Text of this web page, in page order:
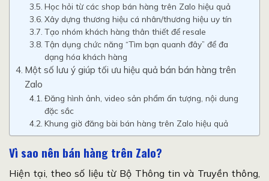
Học hỏi từ các shop bán hàng trên Zalo hiệu quả
Xây dựng thương hiệu cá nhân/thương hiệu uy tín
Tạo nhóm khách hàng thân thiết để resale
Tận dụng chức năng “Tìm bạn quanh đây” để đa
dạng hóa khách hàng
Một số lưu ý giúp tối ưu hiệu quả bán bán hàng trên
Zalo
Đăng hình ảnh, video sản phẩm ấn tượng, nội dung
đặc sắc
Khung giờ đăng bài bán hàng trên Zalo hiệu quả
Vì sao nên bán hàng trên Zalo?
Hiện tại, theo số liệu từ Bộ Thông tin và Truyền thông,